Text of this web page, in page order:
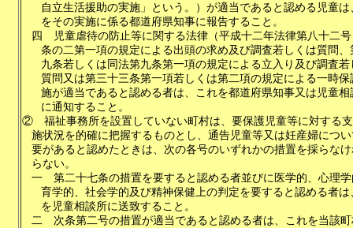
自立生活援助の実施」という。）が適当であると認める児童は
をその実施に係る都道府県知事に報告すること。
四
児童虐待の防止等に関する法律（平成十二年法律第八十二
条の二第一項の規定による出頭の求め及び調査若しくは質問、
九条若しくは同法第九条第一項の規定による立入り及び調査若
質問又は第三十三条第一項若しくは第二項の規定による一時保
施が適当であると認める者は、これを都道府県知事又は児童相
に通知すること。
②
福祉事務所を設置していない町村は、要保護児童等に対する
施状況を的確に把握するものとし、通告児童等又は妊産婦につ
要があると認めたときは、次の各号のいずれかの措置を採らな
らない。
一
第二十七条の措置を要すると認める者並びに医学的、心理
育学的、社会学的及び精神保健上の判定を要すると認める者は
を児童相談所に送致すること。
二
次条第二号の措置が適当であると認める者は、これを当該